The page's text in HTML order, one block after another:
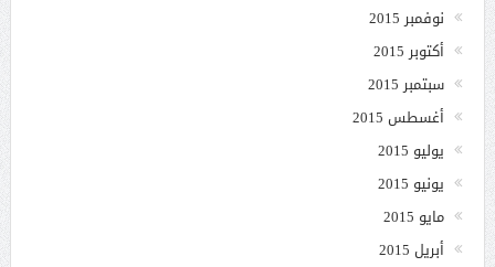
نوفمبر 2015
أكتوبر 2015
سبتمبر 2015
أغسطس 2015
يوليو 2015
يونيو 2015
مايو 2015
أبريل 2015